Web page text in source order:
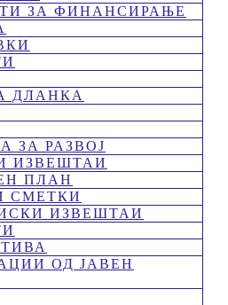
ЗА ФИНАНСИРАЊЕ
ДЛАНКА
ЗА РАЗВОЈ
ИЗВЕШТАИ
ПЛАН
СМЕТКИ
ИЗВЕШТАИ
ОД ЈАВЕН